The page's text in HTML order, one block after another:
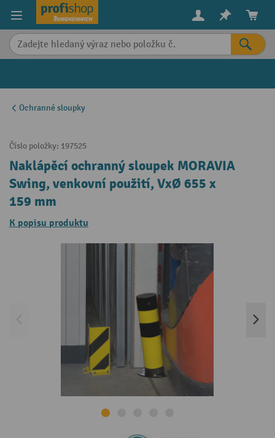
content
Ochranné sloupky
Číslo položky: 197525
Naklápěcí ochranný sloupek MORAVIA
Swing, venkovní použití, VxØ 655 x
159 mm
K popisu produktu